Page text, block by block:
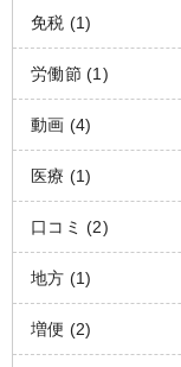
免税 (1)
労働節 (1)
動画 (4)
医療 (1)
口コミ (2)
地方 (1)
増便 (2)